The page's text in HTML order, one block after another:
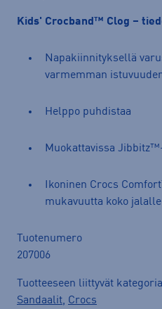
Kids' Crocband™ Clog –
Napakiinnityksellä
varmemman
Helppo puhdistaa
Muokattavissa
Ikoninen Crocs
mukavuutta koko
Tuotenumero
207006
Tuotteeseen liittyvät
Sandaalit, Crocs